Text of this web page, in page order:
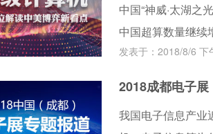
中国“神威·太湖之
中国超算数量继续
降低到124台。从
发表于：2018/8/6 下
2018成都电子展
我国电子信息产业